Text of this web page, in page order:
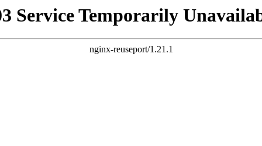
Service Temporarily
nginx-reuseport/1.21.1